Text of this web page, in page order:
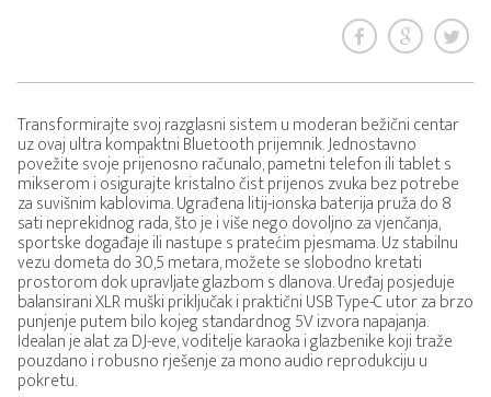
Transformirajte svoj razglasni sistem u moderan bežični centar
uz ovaj ultra kompaktni Bluetooth prijemnik. Jednostavno
povežite svoje prijenosno računalo, pametni telefon ili tablet s
mikserom i osigurajte kristalno čist prijenos zvuka bez potrebe
za suvišnim kablovima. Ugrađena litij-ionska baterija pruža do 8
sati neprekidnog rada, što je i više nego dovoljno za vjenčanja,
sportske događaje ili nastupe s pratećim pjesmama. Uz stabilnu
vezu dometa do 30,5 metara, možete se slobodno kretati
prostorom dok upravljate glazbom s dlanova. Uređaj posjeduje
balansirani XLR muški priključak i praktični USB Type-C utor za brzo
punjenje putem bilo kojeg standardnog 5V izvora napajanja.
Idealan je alat za DJ-eve, voditelje karaoka i glazbenike koji traže
pouzdano i robusno rješenje za mono audio reprodukciju u
pokretu.